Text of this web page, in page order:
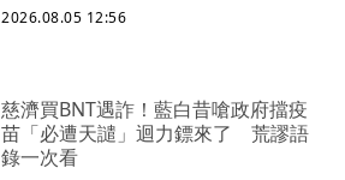
2026.08.05 12:56
慈濟買BNT遇詐！藍白昔嗆政府擋疫
苗「必遭天譴」迴力鏢來了 荒謬語
錄一次看